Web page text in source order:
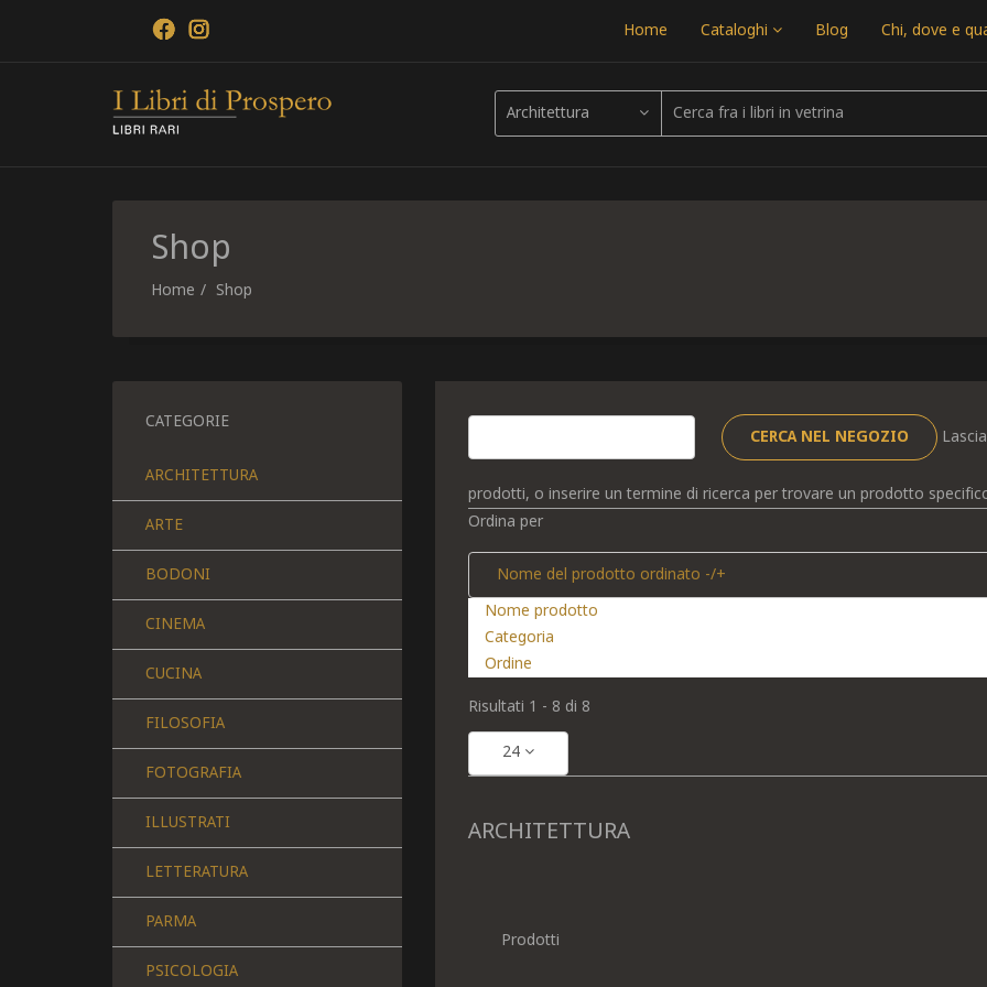
Home Cataloghi Blog Chi, dove e
Architettura
Shop
Home Shop
CATEGORIE
ARCHITETTURA
ARTE
BODONI
CINEMA
CUCINA
FILOSOFIA
FOTOGRAFIA
ILLUSTRATI
LETTERATURA
PARMA
PSICOLOGIA
prodotti, o inserire un termine di ricerca per trovare un prodotto
Ordina per
Nome del prodotto ordinato -/+
Nome prodotto
Categoria
Ordine
Risultati 1 - 8 di 8
24
ARCHITETTURA
Prodotti